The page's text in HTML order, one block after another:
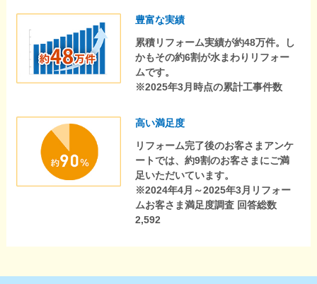
豊富な実績
累積リフォーム実績が約48万件。し
かもその約6割が水まわりリフォー
ムです。
※2025年3月時点の累計工事件数
高い満足度
リフォーム完了後のお客さまアンケ
ートでは、約9割のお客さまにご満
足いただいています。
※2024年4月～2025年3月リフォー
ムお客さま満足度調査 回答総数
2,592